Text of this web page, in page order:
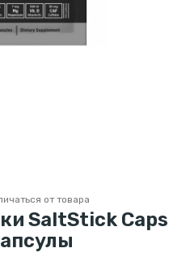
от товара
SaltStick Caps